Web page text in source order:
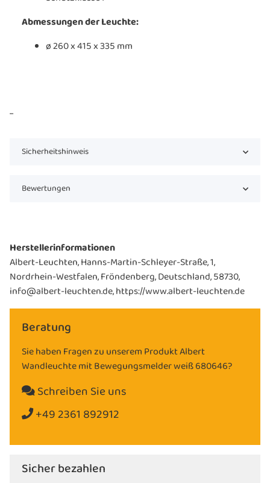
Abmessungen der Leuchte:
ø 260 x 415 x 335 mm
...
Sicherheitshinweis
Bewertungen
Herstellerinformationen
Albert-Leuchten, Hanns-Martin-Schleyer-Straße, 1,
Nordrhein-Westfalen, Fröndenberg, Deutschland, 58730,
info@albert-leuchten.de, https://www.albert-leuchten.de
Beratung
Sie haben Fragen zu unserem Produkt Albert
Wandleuchte mit Bewegungsmelder weiß 680646?
Schreiben Sie uns
+49 2361 892912
Sicher bezahlen